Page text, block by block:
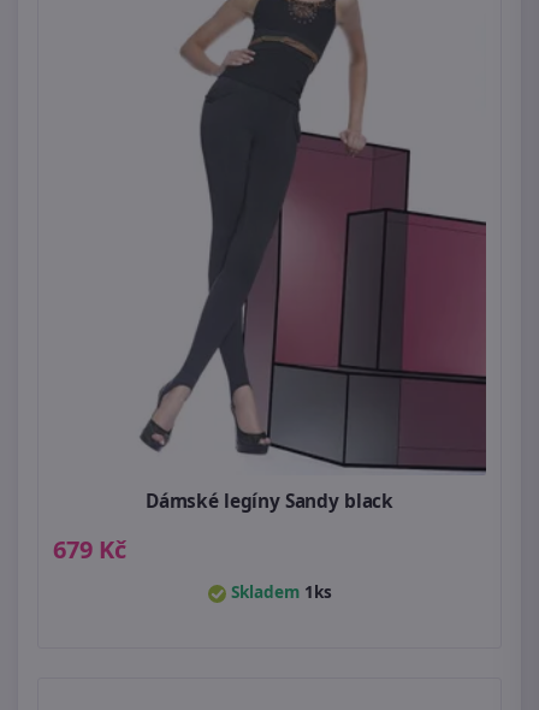
Dámské legíny Sandy black
679 Kč
Skladem 1ks